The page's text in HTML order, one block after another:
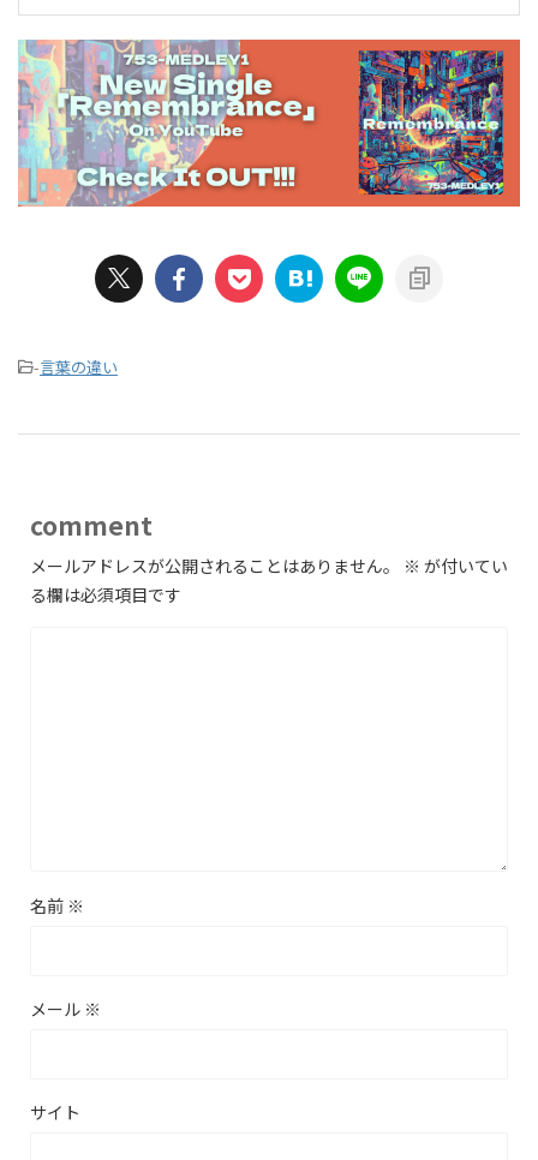
-言葉の違い
comment
メールアドレスが公開されることはありません。 ※ が付いてい
る欄は必須項目です
名前 ※
メール ※
サイト